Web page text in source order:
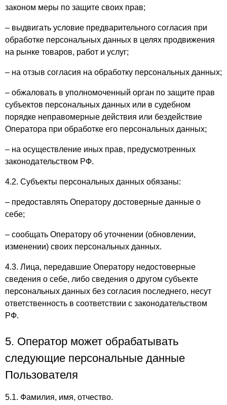
законом меры по защите своих прав;
– выдвигать условие предварительного согласия при
обработке персональных данных в целях продвижения
на рынке товаров, работ и услуг;
– на отзыв согласия на обработку персональных данных;
– обжаловать в уполномоченный орган по защите прав
субъектов персональных данных или в судебном
порядке неправомерные действия или бездействие
Оператора при обработке его персональных данных;
– на осуществление иных прав, предусмотренных
законодательством РФ.
4.2. Субъекты персональных данных обязаны:
– предоставлять Оператору достоверные данные о
себе;
– сообщать Оператору об уточнении (обновлении,
изменении) своих персональных данных.
4.3. Лица, передавшие Оператору недостоверные
сведения о себе, либо сведения о другом субъекте
персональных данных без согласия последнего, несут
ответственность в соответствии с законодательством
РФ.
5. Оператор может обрабатывать
следующие персональные данные
Пользователя
5.1. Фамилия, имя, отчество.